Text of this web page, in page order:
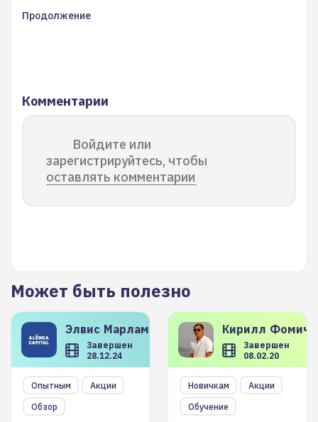
Продолжение
Комментарии
Войдите или
зарегистрируйтесь, чтобы
оставлять комментарии
Может быть полезно
Элвис Марламов
Завершен
28.12.24
Опытным
Акции
Обзор
Кирилл
Завершен
08.02.20
Новичкам
Акции
Обучение